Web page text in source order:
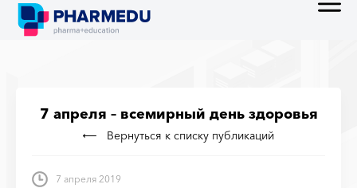
7 апреля – всемирный день здоровья
Вернуться к списку публикаций
7 апреля 2019